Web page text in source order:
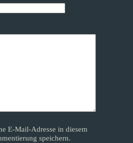
E-Mail-Adresse in diesem
speichern.